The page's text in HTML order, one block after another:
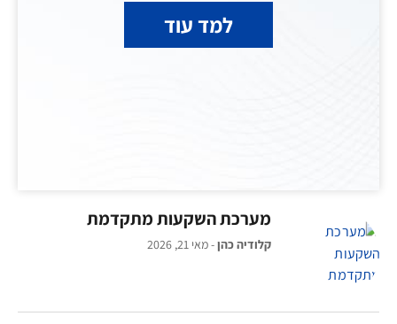
למד עוד
מערכת השקעות מתקדמת
קלודיה כהן מאי 21, 2026